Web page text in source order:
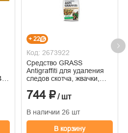
+ 22
Код: 2673922
Средство GRASS
Antigraffiti для удаления
следов скотча, жвачки,
клея,граффити,маркера,
744 ₽/ шт
В наличии 26 шт
В корзину